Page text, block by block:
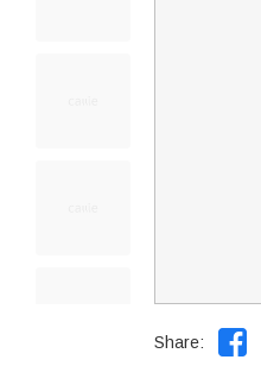
Share: 